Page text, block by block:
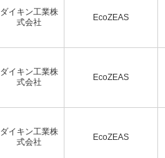
ダイキン工業株
式会社
EcoZEAS
ダイキン工業株
式会社
EcoZEAS
ダイキン工業株
式会社
EcoZEAS